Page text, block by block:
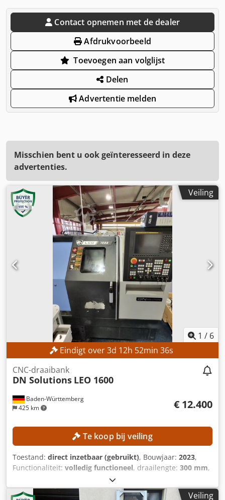
Contact opnemen met de dealer
Afdrukvoorbeeld
Toevoegen aan volglijst
Delen
Advertentie melden
Misschien bent u ook geïnteresseerd in deze
advertenties.
Veiling
1 / 6
Eindigt over3d 12h 52min 35s
Baden-Württemberg
425 km
CNC-draaibank
DN Solutions LEO 1600
€ 12.400
Te koop bij veiling
Toestand: direct inzetbaar (gebruikt), Bouwjaar: 2023,
Functionaliteit: volledig functioneel, draailengte: 300 mm,
, spil doorgang:
spilsnelheid (max.):4.500 rpm, controller model:FANUC
Veiling